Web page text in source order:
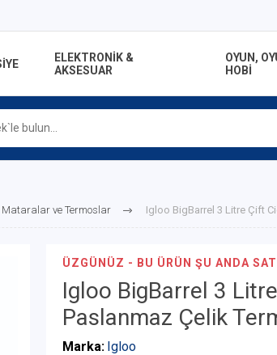
ELEKTRONİK &
AKSESUAR
OYUN,
HOBİ
Mataralar ve Termoslar Igloo BigBarrel 3 Litre Çift
ÜZGÜNÜZ - BU ÜRÜN ŞU ANDA
Igloo BigBarrel 3
Paslanmaz Çelik
Marka: Igloo